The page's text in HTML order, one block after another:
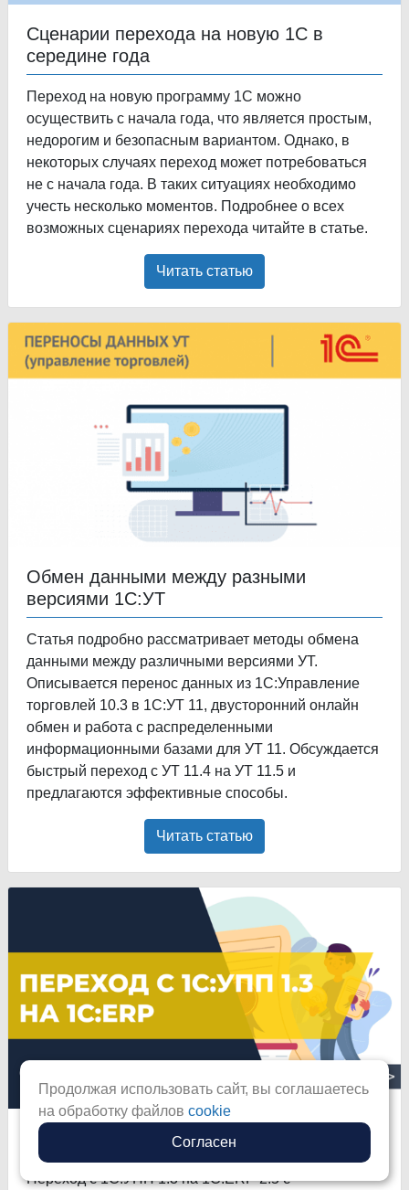
Сценарии перехода на новую 1С в
середине года
Переход на новую программу 1С можно
осуществить с начала года, что является простым,
недорогим и безопасным вариантом. Однако, в
некоторых случаях переход может потребоваться
не с начала года. В таких ситуациях необходимо
учесть несколько моментов. Подробнее о всех
возможных сценариях перехода читайте в статье.
Читать статью
Обмен данными между разными
версиями 1С:УТ
Статья подробно рассматривает методы обмена
данными между различными версиями УТ.
Описывается перенос данных из 1С:Управление
торговлей 10.3 в 1С:УТ 11, двусторонний онлайн
обмен и работа с распределенными
информационными базами для УТ 11. Обсуждается
быстрый переход с УТ 11.4 на УТ 11.5 и
предлагаются эффективные способы.
Читать статью
Переход с УПП на ERP
Переход с 1С:УПП 1.3 на 1С:ERP 2.5 с
Продолжая использовать сайт, вы соглашаетесь
на обработку файловcookie
Согласен